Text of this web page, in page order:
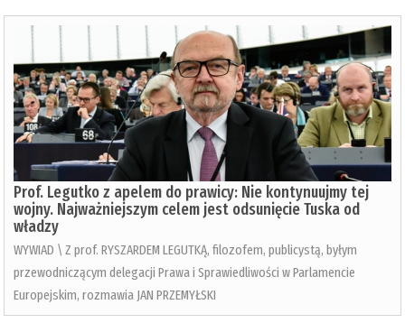
Prof. Legutko z apelem do prawicy: Nie kontynuujmy tej
wojny. Najważniejszym celem jest odsunięcie Tuska od
władzy
WYWIAD \ Z prof. RYSZARDEM LEGUTKĄ, filozofem, publicystą, byłym
przewodniczącym delegacji Prawa i Sprawiedliwości w Parlamencie
Europejskim, rozmawia JAN PRZEMYŁSKI